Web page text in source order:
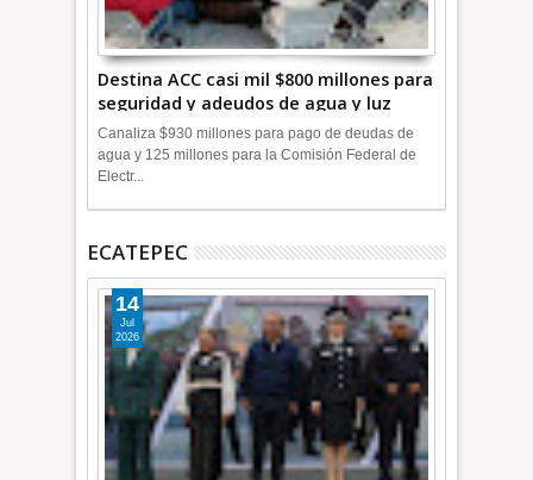
Destina ACC casi mil $800 millones para
seguridad y adeudos de agua y luz
+Video
Canaliza $930 millones para pago de deudas de
agua y 125 millones para la Comisión Federal de
Electr...
ECATEPEC
14
Jul
2026